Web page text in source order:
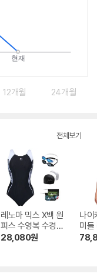
12개월 24개월
전체보기
레노마 믹스 X백 원
피스 수영복 수경
수모세트 LS2F806
28,080원
나이
미들
백